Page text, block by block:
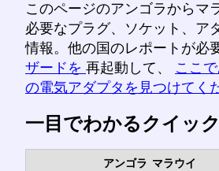
このページのアンゴラからマ
必要なプラグ、ソケット、ア
情報。他の国のレポートが必
ザードを 再起動して、 ここ
の電気アダプタを見つけてく
一目でわかるクイッ
アンゴラ マラウイ